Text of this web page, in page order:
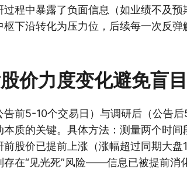
程中暴露了负面信息（如业绩不及
下沿转化为压力位，后续每一次反
价力度变化避免盲
前5-10个交易日）与调研后（公告
质的关键。具体方法：测量两个时间
前股价已提前上涨（涨幅超过同期大
存在“见光死”风险——信息已被提前消